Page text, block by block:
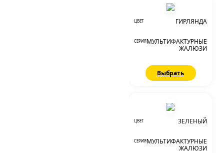
ЦВЕТ ГИРЛЯНДА
СЕРИЯМУЛЬТИФАКТУРНЫЕ
ЖАЛЮЗИ
Выбрать
ЦВЕТ ЗЕЛЕНЫЙ
СЕРИЯМУЛЬТИФАКТУРНЫЕ
ЖАЛЮЗИ